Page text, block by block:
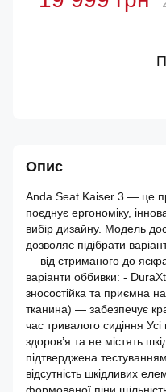
Опис
Anda Seat Kaiser 3 — це
поєднує ергономіку,
вибір дизайну. Модель
дозволяє підібрати
— від стриманого до
варіанти оббивки: -
зносостійка та приємна
тканина) — забезпечує
час тривалого сидіння
здоров’я та не містять
підтверджена
відсутність шкідливих